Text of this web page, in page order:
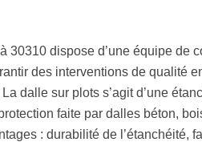
30310 dispose d’une équipe de
des interventions de qualité
dalle sur plots s’agit d’une
faite par dalles béton,
: durabilité de l’étanchéité,